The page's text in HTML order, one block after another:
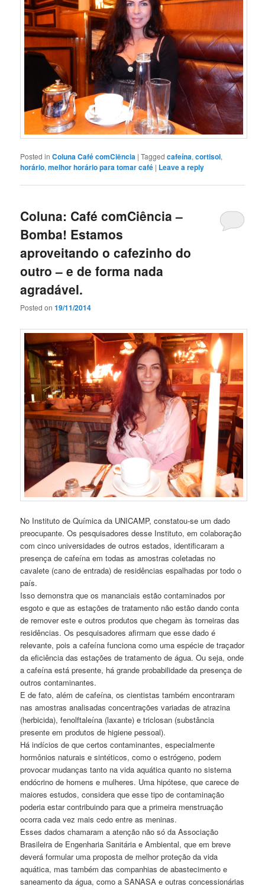
Posted in Coluna Café comCiência |Tagged cafeína,cortisol,
horário,melhor horário para tomar café | Leave a reply
Coluna: Café comCiência –
Bomba! Estamos
aproveitando o cafezinho do
outro – e de forma nada
agradável.
Posted on19/11/2014
No Instituto de Química da UNICAMP, constatou-se um dado
preocupante. Os pesquisadores desse Instituto, em colaboração
com cinco universidades de outros estados, identificaram a
presença de cafeína em todas as amostras coletadas no
cavalete (cano de entrada) de residências espalhadas por todo o
país.
Isso demonstra que os mananciais estão contaminados por
esgoto e que as estações de tratamento não estão dando conta
de remover este e outros produtos que chegam às torneiras das
residências. Os pesquisadores afirmam que esse dado é
relevante, pois a cafeína funciona como uma espécie de traçador
da eficiência das estações de tratamento de água. Ou seja, onde
a cafeína está presente, há grande probabilidade da presença de
outros contaminantes.
E de fato, além de cafeína, os cientistas também encontraram
nas amostras analisadas concentrações variadas de atrazina
(herbicida), fenolftaleína (laxante) e triclosan (substância
presente em produtos de higiene pessoal).
Há indícios de que certos contaminantes, especialmente
hormônios naturais e sintéticos, como o estrógeno, podem
provocar mudanças tanto na vida aquática quanto no sistema
endócrino de homens e mulheres. Uma hipótese, que carece de
maiores estudos, considera que esse tipo de contaminação
poderia estar contribuindo para que a primeira menstruação
ocorra cada vez mais cedo entre as meninas.
Esses dados chamaram a atenção não só da Associação
Brasileira de Engenharia Sanitária e Ambiental, que em breve
deverá formular uma proposta de melhor proteção da vida
aquática, mas também das companhias de abastecimento e
saneamento da água, como a SANASA e outras concessionárias